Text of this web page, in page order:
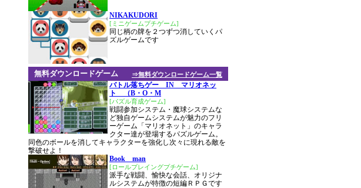
NIKAKUDORI
[ミニゲームプチゲーム]
同じ柄の牌を２つずつ消していくパ
ズルゲームです
⇒無料ダウンロードゲーム一覧
無料ダウンロードゲーム
バトル落ちゲー IN マリオネッ
ト （B・O・M
[パズル育成ゲーム]
戦闘参加システム・魔球システムな
ど独自ゲームシステムが魅力のフリ
ーゲーム「マリオネット」のキャラ
クター達が登場するパズルゲーム。
同色のボールを消してキャラクターを強化し次々に現れる敵を
撃破せよ！
Book man
[ロールプレイングプチゲーム]
派手な戦闘、愉快な会話、オリジナ
ルシステムが特徴の短編ＲＰＧです